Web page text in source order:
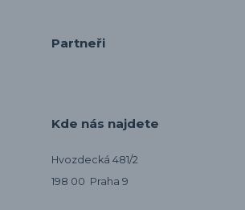
Partneři
Kde nás najdete
Hvozdecká 481/2
198 00 Praha 9